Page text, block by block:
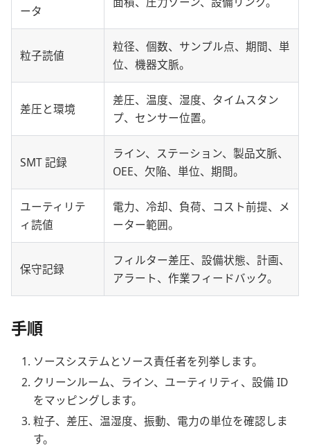
ータ
粒子読値
粒径、個数、サンプル点、期間、単
位、機器文脈。
差圧と環境
差圧、温度、湿度、タイムスタン
プ、センサー位置。
SMT 記録
ライン、ステーション、製品文脈、
OEE、欠陥、単位、期間。
ユーティリテ
ィ読値
電力、冷却、負荷、コスト前提、メ
ーター範囲。
保守記録
フィルター差圧、設備状態、計画、
アラート、作業フィードバック。
手順
ソースシステムとソース責任者を列挙します。
クリーンルーム、ライン、ユーティリティ、設備 ID
をマッピングします。
粒子、差圧、温湿度、振動、電力の単位を確認しま
す。